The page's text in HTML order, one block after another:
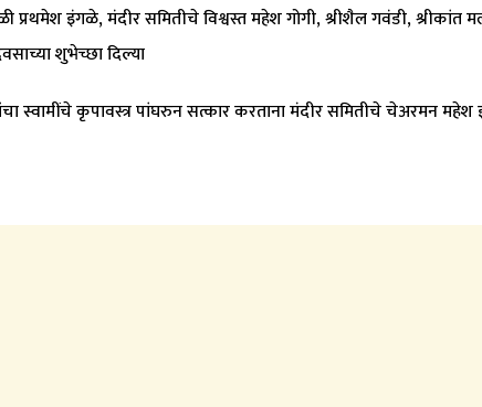
प्रथमेश इंगळे, मंदीर समितीचे विश्वस्त महेश गोगी, श्रीशैल गवंडी, श्रीकांत
शुभेच्छा दिल्या
स्वामींचे कृपावस्त्र पांघरुन सत्कार करताना मंदीर समितीचे चेअरमन